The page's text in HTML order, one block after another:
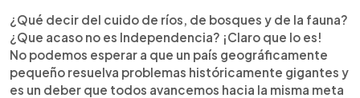
¿Qué decir del cuido de ríos, de bosques y de la fauna?
¿Que acaso no es Independencia? ¡Claro que lo es!
No podemos esperar a que un país geográficamente
pequeño resuelva problemas históricamente gigantes y
es un deber que todos avancemos hacia la misma meta